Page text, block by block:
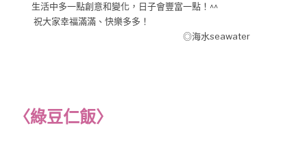
生活中多一點創意和變化，日子會豐富一點！^^
祝大家幸福滿滿、快樂多多！
◎海水seawater
〈綠豆仁飯〉